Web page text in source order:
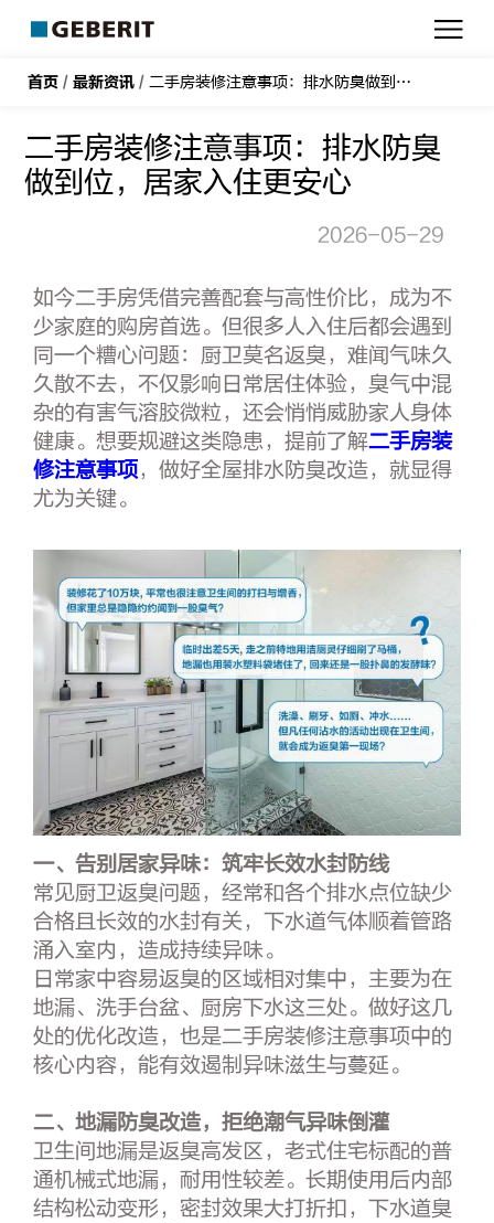
力
首页 / 最新资讯 / 二手房装修注意事项：排水防臭做到位，居家入住更安心
二手房装修注意事项：排水防臭
做到位，居家入住更安心
2026-05-29
如今二手房凭借完善配套与高性价比，成为不
少家庭的购房首选。但很多人入住后都会遇到
同一个糟心问题：厨卫莫名返臭，难闻气味久
久散不去，不仅影响日常居住体验，臭气中混
杂的有害气溶胶微粒，还会悄悄威胁家人身体
健康。想要规避这类隐患，提前了解二手房装
修注意事项，做好全屋排水防臭改造，就显得
尤为关键。
一、告别居家异味：筑牢长效水封防线
常见厨卫返臭问题，经常和各个排水点位缺少
合格且长效的水封有关，下水道气体顺着管路
涌入室内，造成持续异味。
日常家中容易返臭的区域相对集中，主要为在
地漏、洗手台盆、厨房下水这三处。做好这几
处的优化改造，也是二手房装修注意事项中的
核心内容，能有效遏制异味滋生与蔓延。
二、地漏防臭改造，拒绝潮气异味倒灌
卫生间地漏是返臭高发区，老式住宅标配的普
通机械式地漏，耐用性较差。长期使用后内部
结构松动变形，密封效果大打折扣，下水道臭